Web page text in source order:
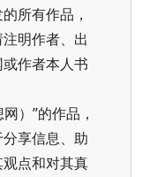
所有作品，
明作者、出
作者本人书
）”的作品，
享信息、助
点和对其真